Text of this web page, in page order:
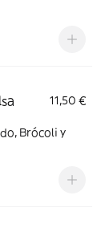
11,50 €
Brócoli y